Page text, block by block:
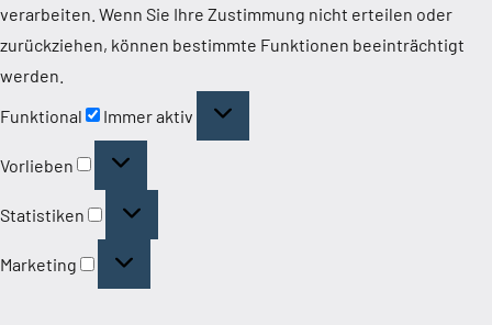
verarbeiten. Wenn Sie Ihre Zustimmung nicht erteilen oder
zurückziehen, können bestimmte Funktionen beeinträchtigt
werden.
Funktional
Immer aktiv
Vorlieben
Vorlieben
Statistiken
Statistiken
Marketing
Marketing